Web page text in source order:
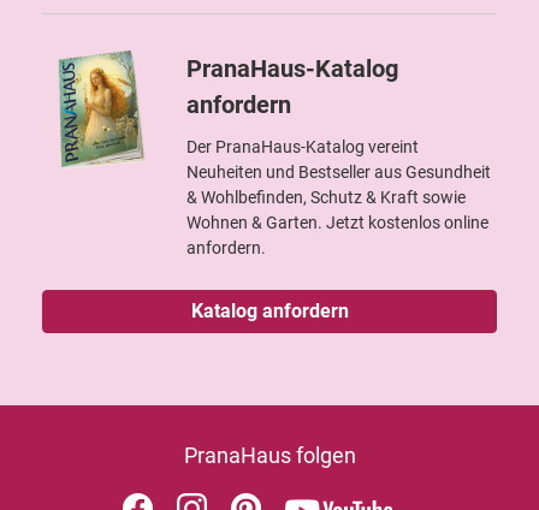
PranaHaus-Katalog
anfordern
Der PranaHaus-Katalog vereint
Neuheiten und Bestseller aus Gesundheit
& Wohlbefinden, Schutz & Kraft sowie
Wohnen & Garten. Jetzt kostenlos online
anfordern.
Katalog anfordern
PranaHaus folgen